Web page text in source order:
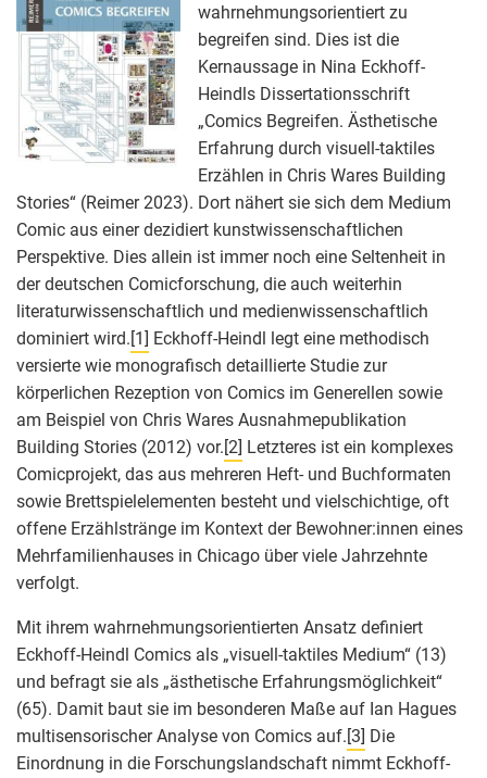
wahrnehmungsorientiert zu
begreifen sind. Dies ist die
Kernaussage in Nina Eckhoff-
Heindls Dissertationsschrift
„Comics Begreifen. Ästhetische
Erfahrung durch visuell-taktiles
Erzählen in Chris Wares Building
Stories“ (Reimer 2023). Dort nähert sie sich dem Medium
Comic aus einer dezidiert kunstwissenschaftlichen
Perspektive. Dies allein ist immer noch eine Seltenheit in
der deutschen Comicforschung, die auch weiterhin
literaturwissenschaftlich und medienwissenschaftlich
dominiert wird.[1] Eckhoff-Heindl legt eine methodisch
versierte wie monografisch detaillierte Studie zur
körperlichen Rezeption von Comics im Generellen sowie
am Beispiel von Chris Wares Ausnahmepublikation
Building Stories (2012) vor.[2] Letzteres ist ein komplexes
Comicprojekt, das aus mehreren Heft- und Buchformaten
sowie Brettspielelementen besteht und vielschichtige, oft
offene Erzählstränge im Kontext der Bewohner:innen eines
Mehrfamilienhauses in Chicago über viele Jahrzehnte
verfolgt.
Mit ihrem wahrnehmungsorientierten Ansatz definiert
Eckhoff-Heindl Comics als „visuell-taktiles Medium“ (13)
und befragt sie als „ästhetische Erfahrungsmöglichkeit“
(65). Damit baut sie im besonderen Maße auf Ian Hagues
multisensorischer Analyse von Comics auf.[3] Die
Einordnung in die Forschungslandschaft nimmt Eckhoff-